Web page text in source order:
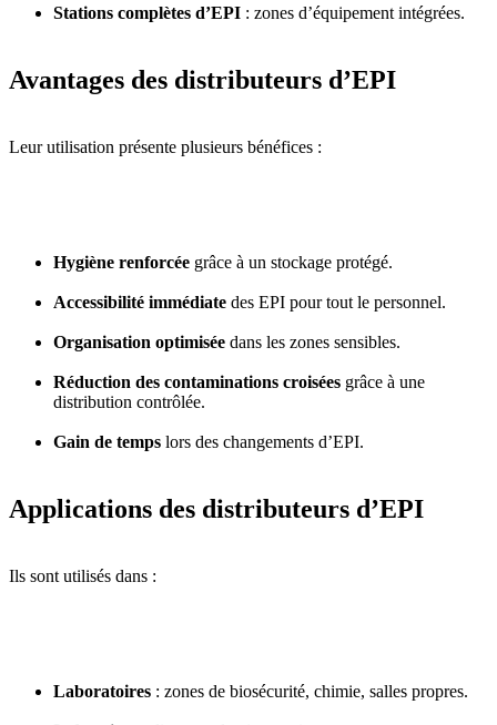
Stations complètes d’EPI : zones d’équipement intégrées.
Avantages des distributeurs d’EPI
Leur utilisation présente plusieurs bénéfices :
Hygiène renforcée grâce à un stockage protégé.
Accessibilité immédiate des EPI pour tout le personnel.
Organisation optimisée dans les zones sensibles.
Réduction des contaminations croisées grâce à une
distribution contrôlée.
Gain de temps lors des changements d’EPI.
Applications des distributeurs d’EPI
Ils sont utilisés dans :
Laboratoires : zones de biosécurité, chimie, salles propres.